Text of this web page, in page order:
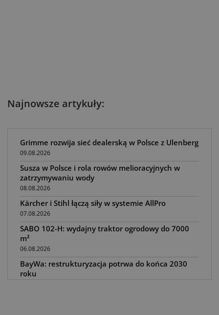
Najnowsze artykuły:
Grimme rozwija sieć dealerską w Polsce z Ulenberg
09.08.2026
Susza w Polsce i rola rowów melioracyjnych w
zatrzymywaniu wody
08.08.2026
Kärcher i Stihl łączą siły w systemie AllPro
07.08.2026
SABO 102-H: wydajny traktor ogrodowy do 7000
m²
06.08.2026
BayWa: restrukturyzacja potrwa do końca 2030
roku